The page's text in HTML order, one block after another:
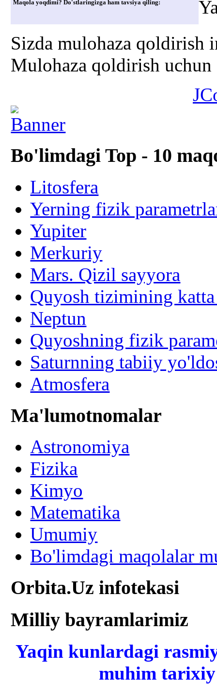
Maqola yoqdimi? Do'stlaringizga ham tavsiya qiling:
Sizda mulohaza qoldirish
Mulohaza qoldirish
Bo'limdagi Top - 10
Litosfera
Yerning fizik
Yupiter
Merkuriy
Mars. Qizil sayyora
Quyosh tizimining
Neptun
Quyoshning fizik
Saturnning tabiiy
Atmosfera
Ma'lumotnomalar
Astronomiya
Fizika
Kimyo
Matematika
Umumiy
Bo'limdagi maqolalar
Orbita.Uz infotekasi
Milliy bayramlarimiz
Yaqin kunlardagi
muhim